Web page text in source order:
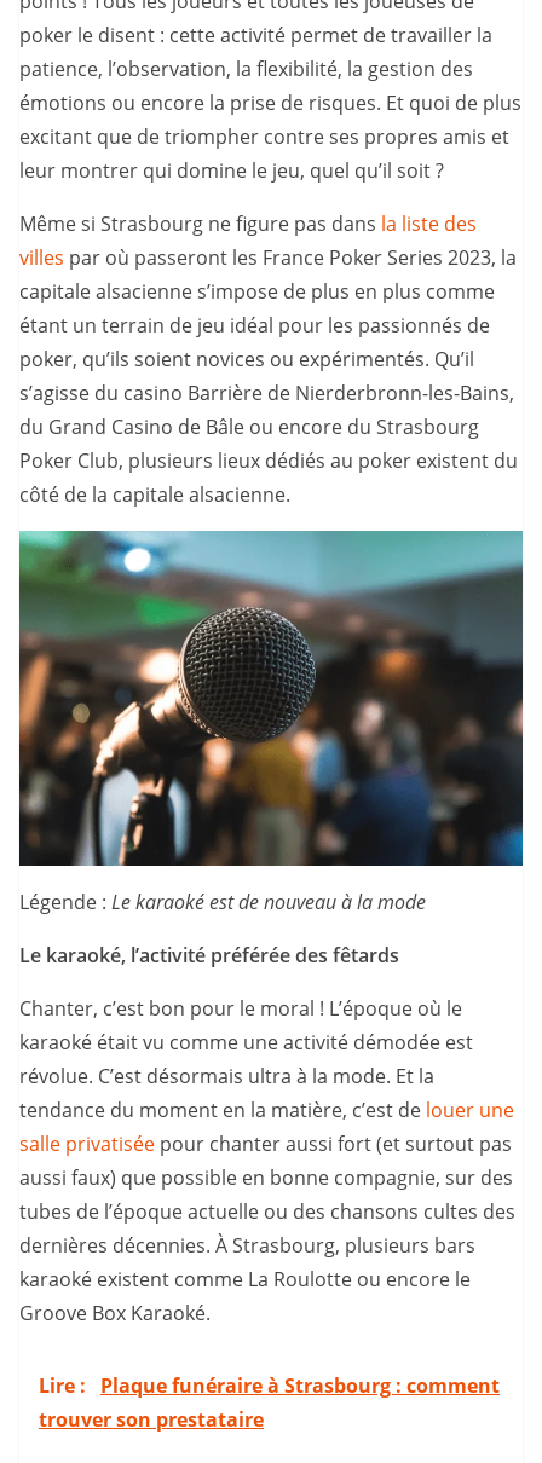
poker le disent : cette activité permet de travailler la
patience, l’observation, la flexibilité, la gestion des
émotions ou encore la prise de risques. Et quoi de plus
excitant que de triompher contre ses propres amis et
leur montrer qui domine le jeu, quel qu’il soit ?
Même si Strasbourg ne figure pas dans la liste des
villes par où passeront les France Poker Series 2023, la
capitale alsacienne s’impose de plus en plus comme
étant un terrain de jeu idéal pour les passionnés de
poker, qu’ils soient novices ou expérimentés. Qu’il
s’agisse du casino Barrière de Nierderbronn-les-Bains,
du Grand Casino de Bâle ou encore du Strasbourg
Poker Club, plusieurs lieux dédiés au poker existent du
côté de la capitale alsacienne.
Légende : Le karaoké est de nouveau à la mode
Le karaoké, l’activité préférée des fêtards
Chanter, c’est bon pour le moral ! L’époque où le
karaoké était vu comme une activité démodée est
révolue. C’est désormais ultra à la mode. Et la
tendance du moment en la matière, c’est de louer une
salle privatisée pour chanter aussi fort (et surtout pas
aussi faux) que possible en bonne compagnie, sur des
tubes de l’époque actuelle ou des chansons cultes des
dernières décennies. À Strasbourg, plusieurs bars
karaoké existent comme La Roulotte ou encore le
Groove Box Karaoké.
Lire :
Plaque funéraire à Strasbourg : comment
trouver son prestataire